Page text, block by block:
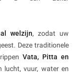
welzijn, zodat uw
Deze traditionele
Vata, Pitta en
lucht, vuur, water en